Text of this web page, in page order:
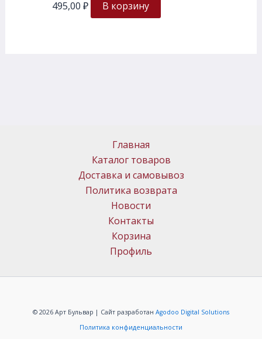
495,00 ₽ В корзину
Главная
Каталог товаров
Доставка и самовывоз
Политика возврата
Новости
Контакты
Корзина
Профиль
© 2026 Арт Бульвар | Сайт разработан Agodoo Digital Solutions
Политика конфиденциальности